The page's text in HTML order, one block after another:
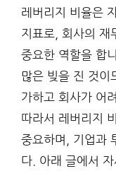
레버리지 비율은
지표로, 회사의 재
중요한 역할을 합
많은 빚을 진 것이
가하고 회사가 어
따라서 레버리지
중요하며, 기업과
다. 아래 글에서